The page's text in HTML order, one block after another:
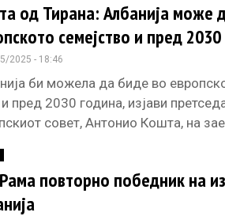
од Тирана: Албанија може
семејство и пред
2025 - 18:46
би можела да биде во
пред 2030 година, изјави
совет, Антонио Кошта, на
повторно победник на